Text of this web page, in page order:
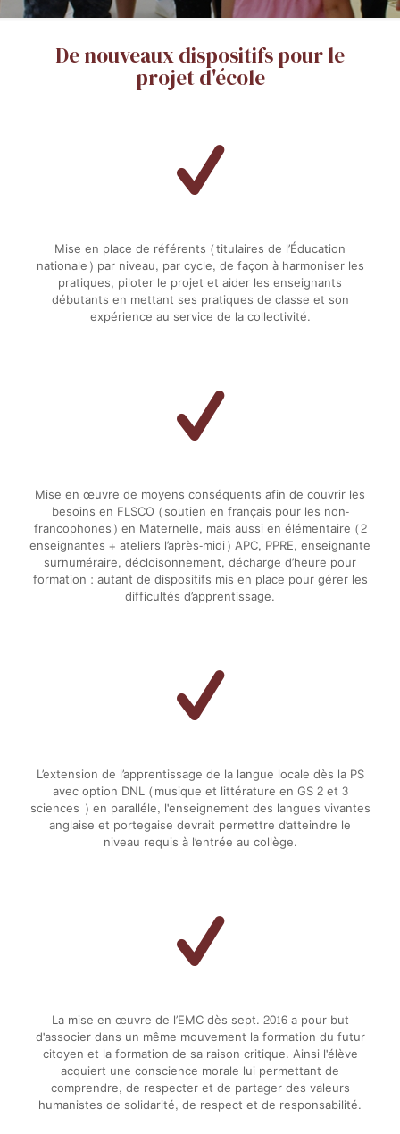
De nouveaux dispositifs pour le
projet d'école
Mise en place de référents (titulaires de l’Éducation
nationale) par niveau, par cycle, de façon à harmoniser les
pratiques, piloter le projet et aider les enseignants
débutants en mettant ses pratiques de classe et son
expérience au service de la collectivité.
Mise en œuvre de moyens conséquents afin de couvrir les
besoins en FLSCO (soutien en français pour les non-
francophones) en Maternelle, mais aussi en élémentaire (2
enseignantes + ateliers l’après-midi) APC, PPRE, enseignante
surnuméraire, décloisonnement, décharge d’heure pour
formation : autant de dispositifs mis en place pour gérer les
difficultés d’apprentissage.
L’extension de l’apprentissage de la langue locale dès la PS
avec option DNL (musique et littérature en GS 2 et 3
sciences ) en paralléle, l'enseignement des langues vivantes
anglaise et portegaise devrait permettre d’atteindre le
niveau requis à l’entrée au collège.
La mise en œuvre de l’EMC dès sept. 2016 a pour but
d'associer dans un même mouvement la formation du futur
citoyen et la formation de sa raison critique. Ainsi l'élève
acquiert une conscience morale lui permettant de
comprendre, de respecter et de partager des valeurs
humanistes de solidarité, de respect et de responsabilité.